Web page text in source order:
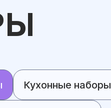
Кухонные наборы